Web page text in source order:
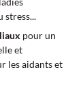
stress...
pour un
et
les aidants et